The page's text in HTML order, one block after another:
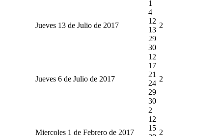
Jueves 13 de Julio de 2017
1
4
12
13
29
30
2
Jueves 6 de Julio de 2017
12
17
21
24
29
30
2
Miercoles 1 de Febrero de 2017
2
12
15
2